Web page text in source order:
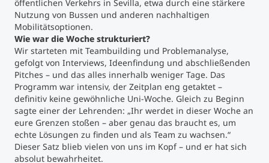
öffentlichen Verkehrs in Sevilla, etwa durch eine stärkere
Nutzung von Bussen und anderen nachhaltigen
Mobilitätsoptionen.
Wie war die Woche strukturiert?
Wir starteten mit Teambuilding und Problemanalyse,
gefolgt von Interviews, Ideenfindung und abschließenden
Pitches – und das alles innerhalb weniger Tage. Das
Programm war intensiv, der Zeitplan eng getaktet –
definitiv keine gewöhnliche Uni-Woche. Gleich zu Beginn
sagte einer der Lehrenden: „Ihr werdet in dieser Woche an
eure Grenzen stoßen – aber genau das braucht es, um
echte Lösungen zu finden und als Team zu wachsen.“
Dieser Satz blieb vielen von uns im Kopf – und er hat sich
absolut bewahrheitet.